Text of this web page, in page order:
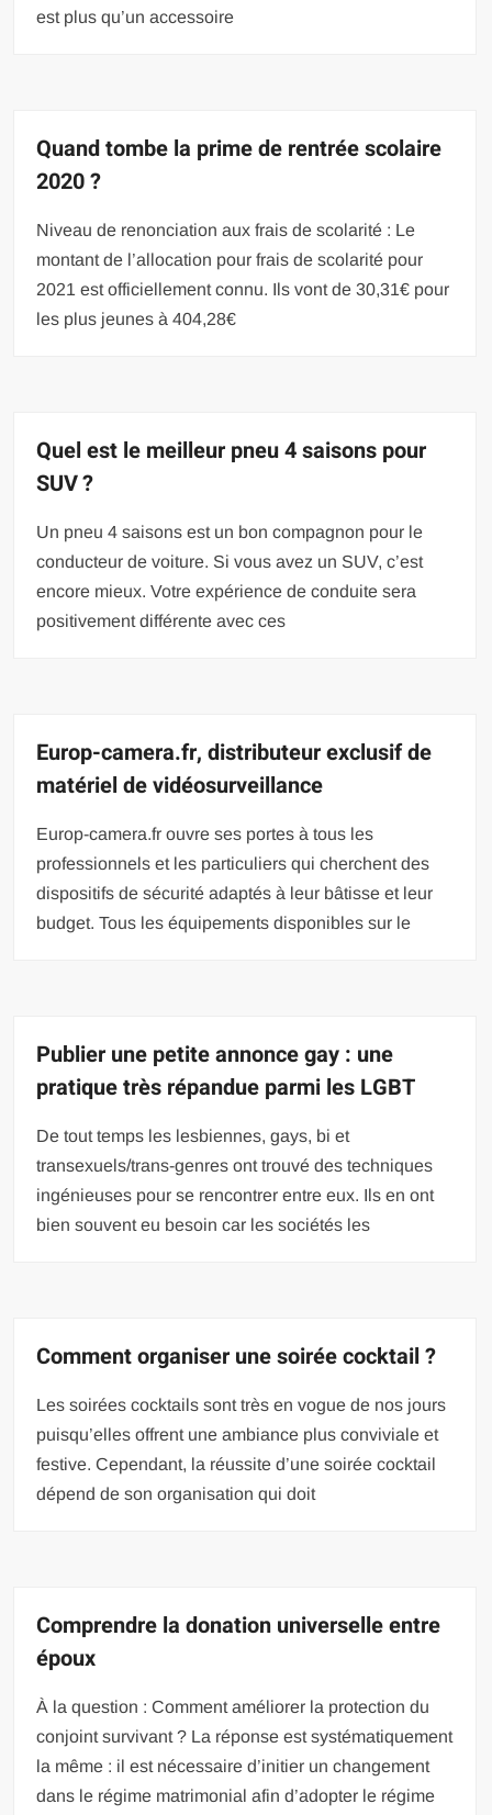
est plus qu’un accessoire
Quand tombe la prime de rentrée scolaire
2020 ?
Niveau de renonciation aux frais de scolarité : Le
montant de l’allocation pour frais de scolarité pour
2021 est officiellement connu. Ils vont de 30,31€ pour
les plus jeunes à 404,28€
Quel est le meilleur pneu 4 saisons pour
SUV ?
Un pneu 4 saisons est un bon compagnon pour le
conducteur de voiture. Si vous avez un SUV, c’est
encore mieux. Votre expérience de conduite sera
positivement différente avec ces
Europ-camera.fr, distributeur exclusif de
matériel de vidéosurveillance
Europ-camera.fr ouvre ses portes à tous les
professionnels et les particuliers qui cherchent des
dispositifs de sécurité adaptés à leur bâtisse et leur
budget. Tous les équipements disponibles sur le
Publier une petite annonce gay : une
pratique très répandue parmi les LGBT
De tout temps les lesbiennes, gays, bi et
transexuels/trans-genres ont trouvé des techniques
ingénieuses pour se rencontrer entre eux. Ils en ont
bien souvent eu besoin car les sociétés les
Comment organiser une soirée cocktail ?
Les soirées cocktails sont très en vogue de nos jours
puisqu’elles offrent une ambiance plus conviviale et
festive. Cependant, la réussite d’une soirée cocktail
dépend de son organisation qui doit
Comprendre la donation universelle entre
époux
À la question : Comment améliorer la protection du
conjoint survivant ? La réponse est systématiquement
la même : il est nécessaire d’initier un changement
dans le régime matrimonial afin d’adopter le régime